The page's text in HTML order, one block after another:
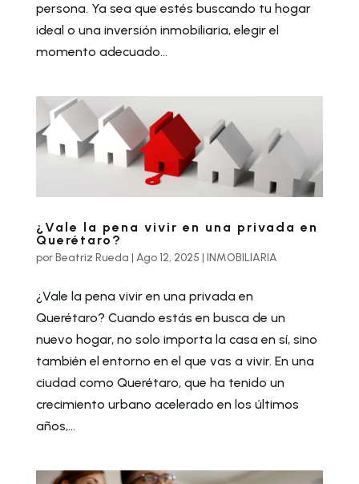
persona. Ya sea que estés buscando tu hogar
ideal o una inversión inmobiliaria, elegir el
momento adecuado...
¿Vale la pena vivir en una privada en
Querétaro?
porBeatriz Rueda | Ago 12, 2025 | INMOBILIARIA
¿Vale la pena vivir en una privada en
Querétaro? Cuando estás en busca de un
nuevo hogar, no solo importa la casa en sí, sino
también el entorno en el que vas a vivir. En una
ciudad como Querétaro, que ha tenido un
crecimiento urbano acelerado en los últimos
años,...